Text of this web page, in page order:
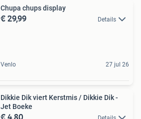
Chupa chups display
€ 29,99 Details
Venlo 27 jul 26
Dikkie Dik viert Kerstmis / Dikkie Dik -
Jet Boeke